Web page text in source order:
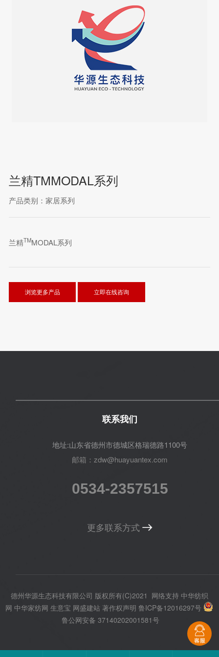
兰精TMMODAL系列
产品类别：家居系列
兰精TMMODAL系列
浏览更多产品 立即在线咨询
联系我们
地址:山东省德州市德城区格瑞德路1100号
邮箱：zdw@huayuantex.com
0534-2357515
更多联系方式
德州华源生态科技有限公司 版权所有(C)2021 网络支持 中华纺织
网 中华家纺网 生意宝 网盛建站 著作权声明 鲁ICP备12016297号
鲁公网安备 37140202001581号